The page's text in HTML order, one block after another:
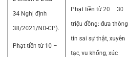
34 Nghị định
38/2021/NĐ-CP).
Phạt tiền từ 10 –
Phạt tiền từ 20 – 30
triệu đồng: đưa thông
tin sai sự thật, xuyên
tạc, vu khống, xúc